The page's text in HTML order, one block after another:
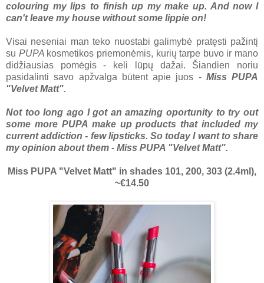
colouring my lips to finish up my make up. And now I
can't leave my house without some lippie on!
Visai neseniai man teko nuostabi galimybė pratęsti pažintį
su PUPA kosmetikos priemonėmis, kurių tarpe buvo ir mano
didžiausias pomėgis - keli lūpų dažai. Šiandien noriu
pasidalinti savo apžvalga būtent apie juos - Miss PUPA
"Velvet Matt".
Not too long ago I got an amazing oportunity to try out
some more PUPA make up products that included my
current addiction - few lipsticks. So today I want to share
my opinion about them - Miss PUPA "Velvet Matt".
Miss PUPA "Velvet Matt" in shades 101, 200, 303 (2.4ml),
~€14.50